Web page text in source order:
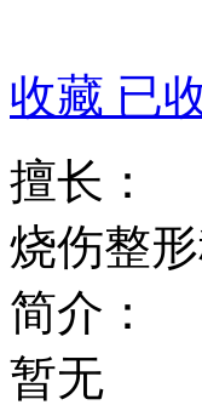
收藏 已
擅长：
烧伤整
简介：
暂无